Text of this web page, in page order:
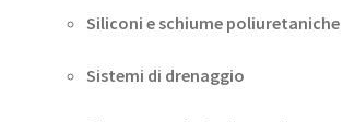
Siliconi e schiume poliuretaniche
Sistemi di drenaggio